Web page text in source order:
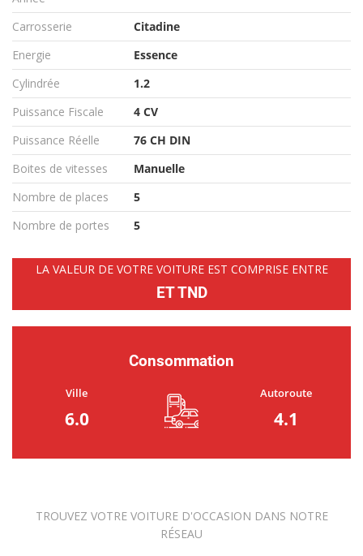
Carrosserie
Citadine
Energie
Essence
Cylindrée
1.2
Puissance Fiscale
4 CV
Puissance Réelle
76 CH DIN
Boites de vitesses
Manuelle
Nombre de places
5
Nombre de portes
5
LA VALEUR DE VOTRE VOITURE EST COMPRISE ENTRE
ET TND
Consommation
Ville
6.0
Autoroute
4.1
TROUVEZ VOTRE VOITURE D'OCCASION DANS NOTRE
RÉSEAU